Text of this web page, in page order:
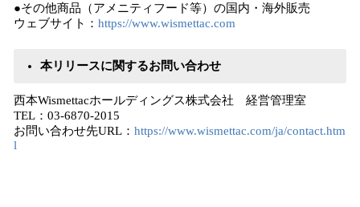
●その他商品（アメニティフード等）の国内・海外販売
ウェブサイト： https://www.wismettac.com
本リリースに関するお問い合わせ
西本Wismettacホールディングス株式会社 経営管理室
TEL：03-6870-2015
お問い合わせ先URL： https://www.wismettac.com/ja/contact.htm
l